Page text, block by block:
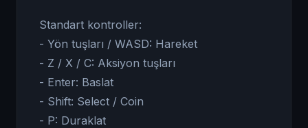
Standart kontroller:
- Yön tuşları / WASD: Hareket
- Z / X / C: Aksiyon tuşları
- Enter: Baslat
- Shift: Select / Coin
- P: Duraklat